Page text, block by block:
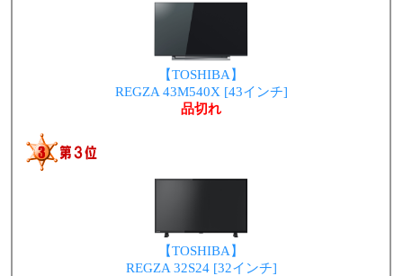
【TOSHIBA】
REGZA 43M540X [43インチ]
品切れ
【TOSHIBA】
REGZA 32S24 [32インチ]